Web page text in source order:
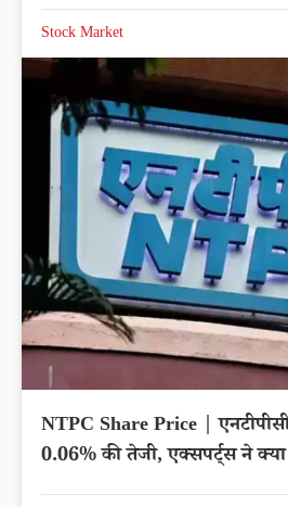
Stock Market
NTPC Share Price |
0.06% की तेजी, एक्सपर्ट्स ने